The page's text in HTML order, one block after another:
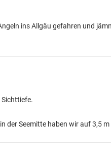
ins Allgäu gefahren und
der Seemitte haben wir auf 3,5